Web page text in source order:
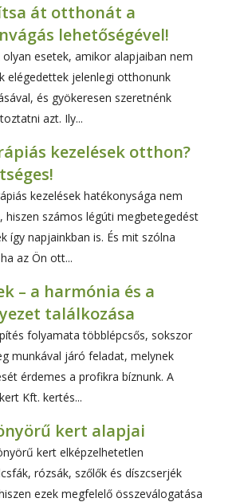
át otthonát a
lehetőségével!
olyan esetek, amikor alapjaiban nem
elégedettek jelenlegi otthonunk
és gyökeresen szeretnénk
azt. Ily...
kezelések otthon?
kezelések hatékonysága nem
hiszen számos légúti megbetegedést
így napjainkban is. És mit szólna
az Ön ott...
– a harmónia és a
találkozása
folyamata többlépcsős, sokszor
munkával járó feladat, melynek
érdemes a profikra bíznunk. A
Kft. kertés...
kert alapjai
kert elképzelhetetlen
rózsák, szőlők és díszcserjék
ezek megfelelő összeválogatása